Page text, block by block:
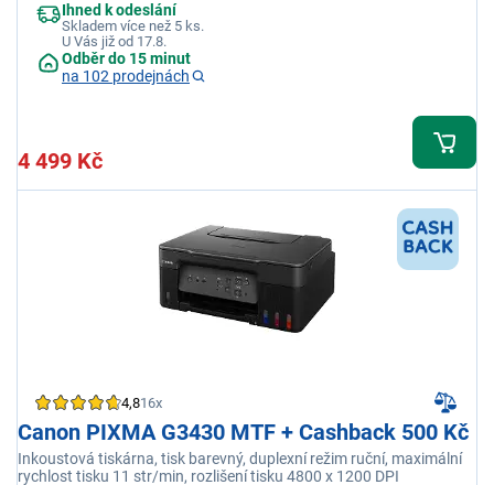
Ihned k odeslání
Skladem více než 5 ks.
U Vás již od 17.8.
Odběr do 15 minut
na 102 prodejnách
4 499 Kč
4,816x
Canon PIXMA G3430 MTF + Cashback 500 Kč
Inkoustová tiskárna, tisk barevný, duplexní režim ruční, maximální
rychlost tisku 11 str/min, rozlišení tisku 4800 x 1200 DPI